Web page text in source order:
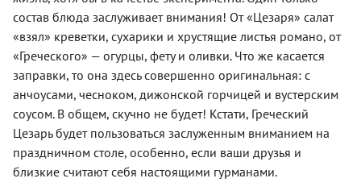
состав блюда заслуживает внимания! От «Цезаря» салат
«взял» креветки, сухарики и хрустящие листья романо, от
«Греческого» — огурцы, фету и оливки. Что же касается
заправки, то она здесь совершенно оригинальная: с
анчоусами, чесноком, дижонской горчицей и вустерским
соусом. В общем, скучно не будет! Кстати, Греческий
Цезарь будет пользоваться заслуженным вниманием на
праздничном столе, особенно, если ваши друзья и
близкие считают себя настоящими гурманами.